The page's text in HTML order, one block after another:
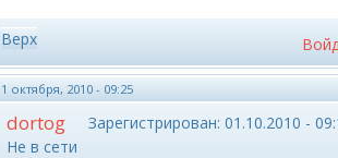
Верх
1 октября, 2010 - 09:25
dortog
Не в сети
Зарегистрирован: 01.10.2010 -